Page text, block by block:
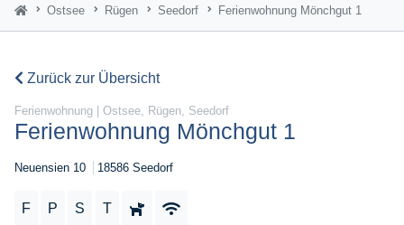
Ostsee Rügen Seedorf Ferienwohnung Mönchgut 1
Zurück zur Übersicht
Ferienwohnung | Ostsee, Rügen, Seedorf
Ferienwohnung Mönchgut 1
Neuensien 10 18586 Seedorf
F P S T